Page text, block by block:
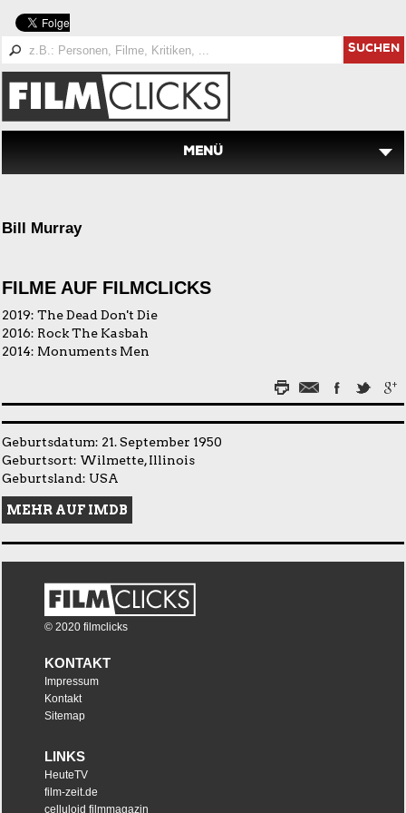
SUCHEN
MENÜ
Bill Murray
FILME AUF FILMCLICKS
2019: The Dead Don't Die
2016: Rock The Kasbah
2014: Monuments Men
Geburtsdatum: 21. September 1950
Geburtsort: Wilmette, Illinois
Geburtsland: USA
MEHR AUF IMDB
© 2020 filmclicks
KONTAKT
Impressum
Kontakt
Sitemap
LINKS
HeuteTV
film-zeit.de
celluloid filmmagazin